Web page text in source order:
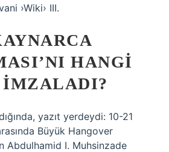
›Wiki› III.
HANGI
IMZALADI?
yazıt yerdeydi: 10-21
Büyük Hangover
Abdulhamid I. Muhsinzade